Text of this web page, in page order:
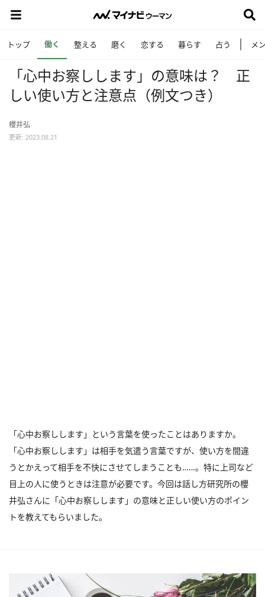
トップ 働く 整える 磨く 恋する 暮らす 占う メ
「心中お察しします」の意味は？ 正
しい使い方と注意点（例文つき）
櫻井弘
更新: 2023.08.21
「心中お察しします」という言葉を使ったことはありますか。
「心中お察しします」は相手を気遣う言葉ですが、使い方を間違
うとかえって相手を不快にさせてしまうことも……。特に上司など
目上の人に使うときは注意が必要です。今回は話し方研究所の櫻
井弘さんに「心中お察しします」の意味と正しい使い方のポイン
トを教えてもらいました。